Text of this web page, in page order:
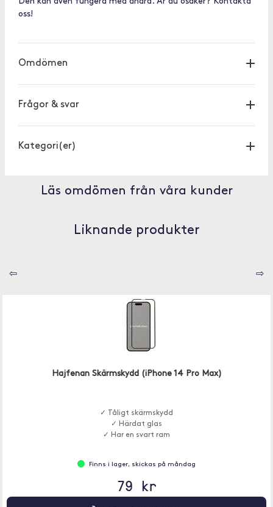
oss!
Omdömen
Frågor & svar
Kategori(er)
Läs omdömen från våra kunder
Liknande produkter
⇦ ⇨
Hajfenan Skärmskydd (iPhone 14 Pro Max)
✓ Tåligt skärmskydd
✓ Härdat glas
✓ Har en svart ram
Finns i lager, skickas på måndag
79 kr